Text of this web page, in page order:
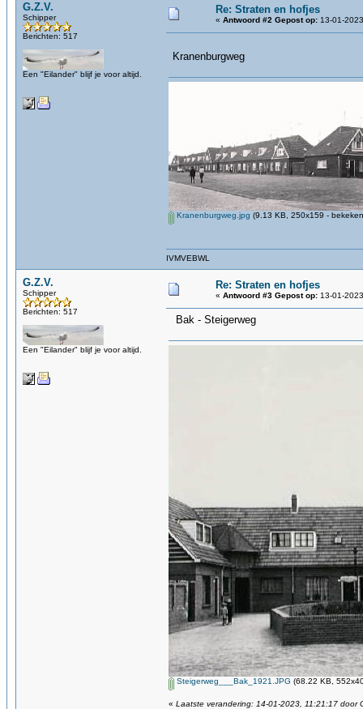
G.Z.V.
Schipper
Berichten: 517
Een "Eilander" blijf je voor altijd.
Re: Straten en hofjes
« Antwoord #2 Gepost op: 13-01-
Kranenburgweg
Kranenburgweg.jpg (9.13 KB, 250x159 -
IVMVEBWL
G.Z.V.
Schipper
Berichten: 517
Een "Eilander" blijf je voor altijd.
Re: Straten en hofjes
« Antwoord #3 Gepost op: 13-01-
Bak - Steigerweg
Steigerweg___Bak_1921.JPG (68.22 KB,
« Laatste verandering: 14-01-2023, 11:21:17 door